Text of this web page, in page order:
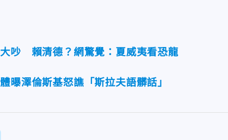
吵 賴清德？網驚覺：夏威夷看恐龍
曝澤倫斯基怒譙「斯拉夫語髒話」